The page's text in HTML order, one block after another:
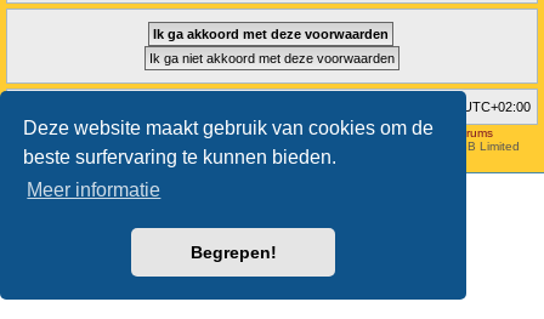
Deze website maakt gebruik van cookies om de
beste surfervaring te kunnen bieden.
Meer informatie
Begrepen!
UTC+02:00
Hosted byAviation24.be - Latest News & Breaking Stories - Discussion Forums
® Forum Software © phpBB Limited
Nederlandse vertaling doorphpBB.nl